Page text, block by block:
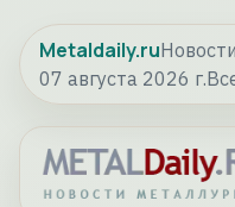
Metaldaily.ru
07 августа 2026 г.